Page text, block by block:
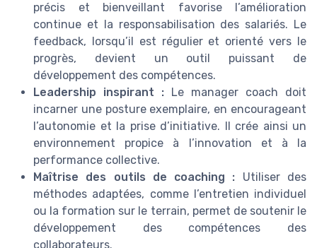
précis et bienveillant favorise l’amélioration
continue et la responsabilisation des salariés. Le
feedback, lorsqu’il est régulier et orienté vers le
progrès, devient un outil puissant de
développement des compétences.
Leadership inspirant : Le manager coach doit
incarner une posture exemplaire, en encourageant
l’autonomie et la prise d’initiative. Il crée ainsi un
environnement propice à l’innovation et à la
performance collective.
Maîtrise des outils de coaching : Utiliser des
méthodes adaptées, comme l’entretien individuel
ou la formation sur le terrain, permet de soutenir le
développement des compétences des
collaborateurs.